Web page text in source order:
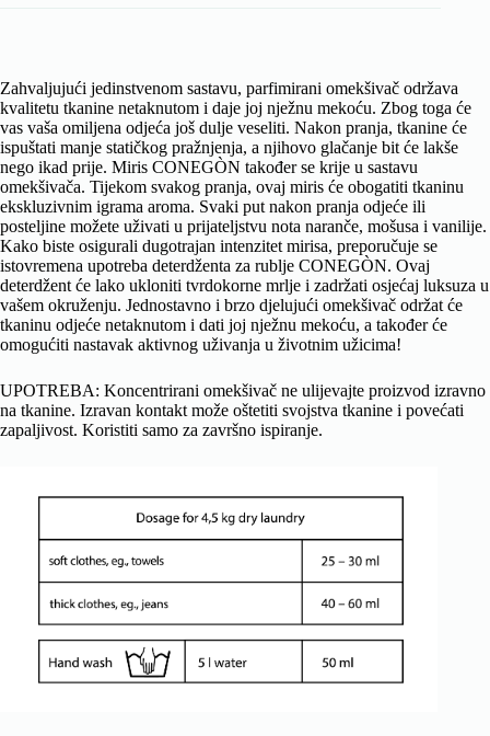
Zahvaljujući jedinstvenom sastavu, parfimirani omekšivač održava
kvalitetu tkanine netaknutom i daje joj nježnu mekoću. Zbog toga će
vas vaša omiljena odjeća još dulje veseliti. Nakon pranja, tkanine će
ispuštati manje statičkog pražnjenja, a njihovo glačanje bit će lakše
nego ikad prije. Miris CONEGÒN također se krije u sastavu
omekšivača. Tijekom svakog pranja, ovaj miris će obogatiti tkaninu
ekskluzivnim igrama aroma. Svaki put nakon pranja odjeće ili
posteljine možete uživati ​​u prijateljstvu nota naranče, mošusa i vanilije.
Kako biste osigurali dugotrajan intenzitet mirisa, preporučuje se
istovremena upotreba deterdženta za rublje CONEGÒN. Ovaj
deterdžent će lako ukloniti tvrdokorne mrlje i zadržati osjećaj luksuza u
vašem okruženju. Jednostavno i brzo djelujući omekšivač održat će
tkaninu odjeće netaknutom i dati joj nježnu mekoću, a također će
omogućiti nastavak aktivnog uživanja u životnim užicima!
UPOTREBA: Koncentrirani omekšivač ne ulijevajte proizvod izravno
na tkanine. Izravan kontakt može oštetiti svojstva tkanine i povećati
zapaljivost. Koristiti samo za završno ispiranje.